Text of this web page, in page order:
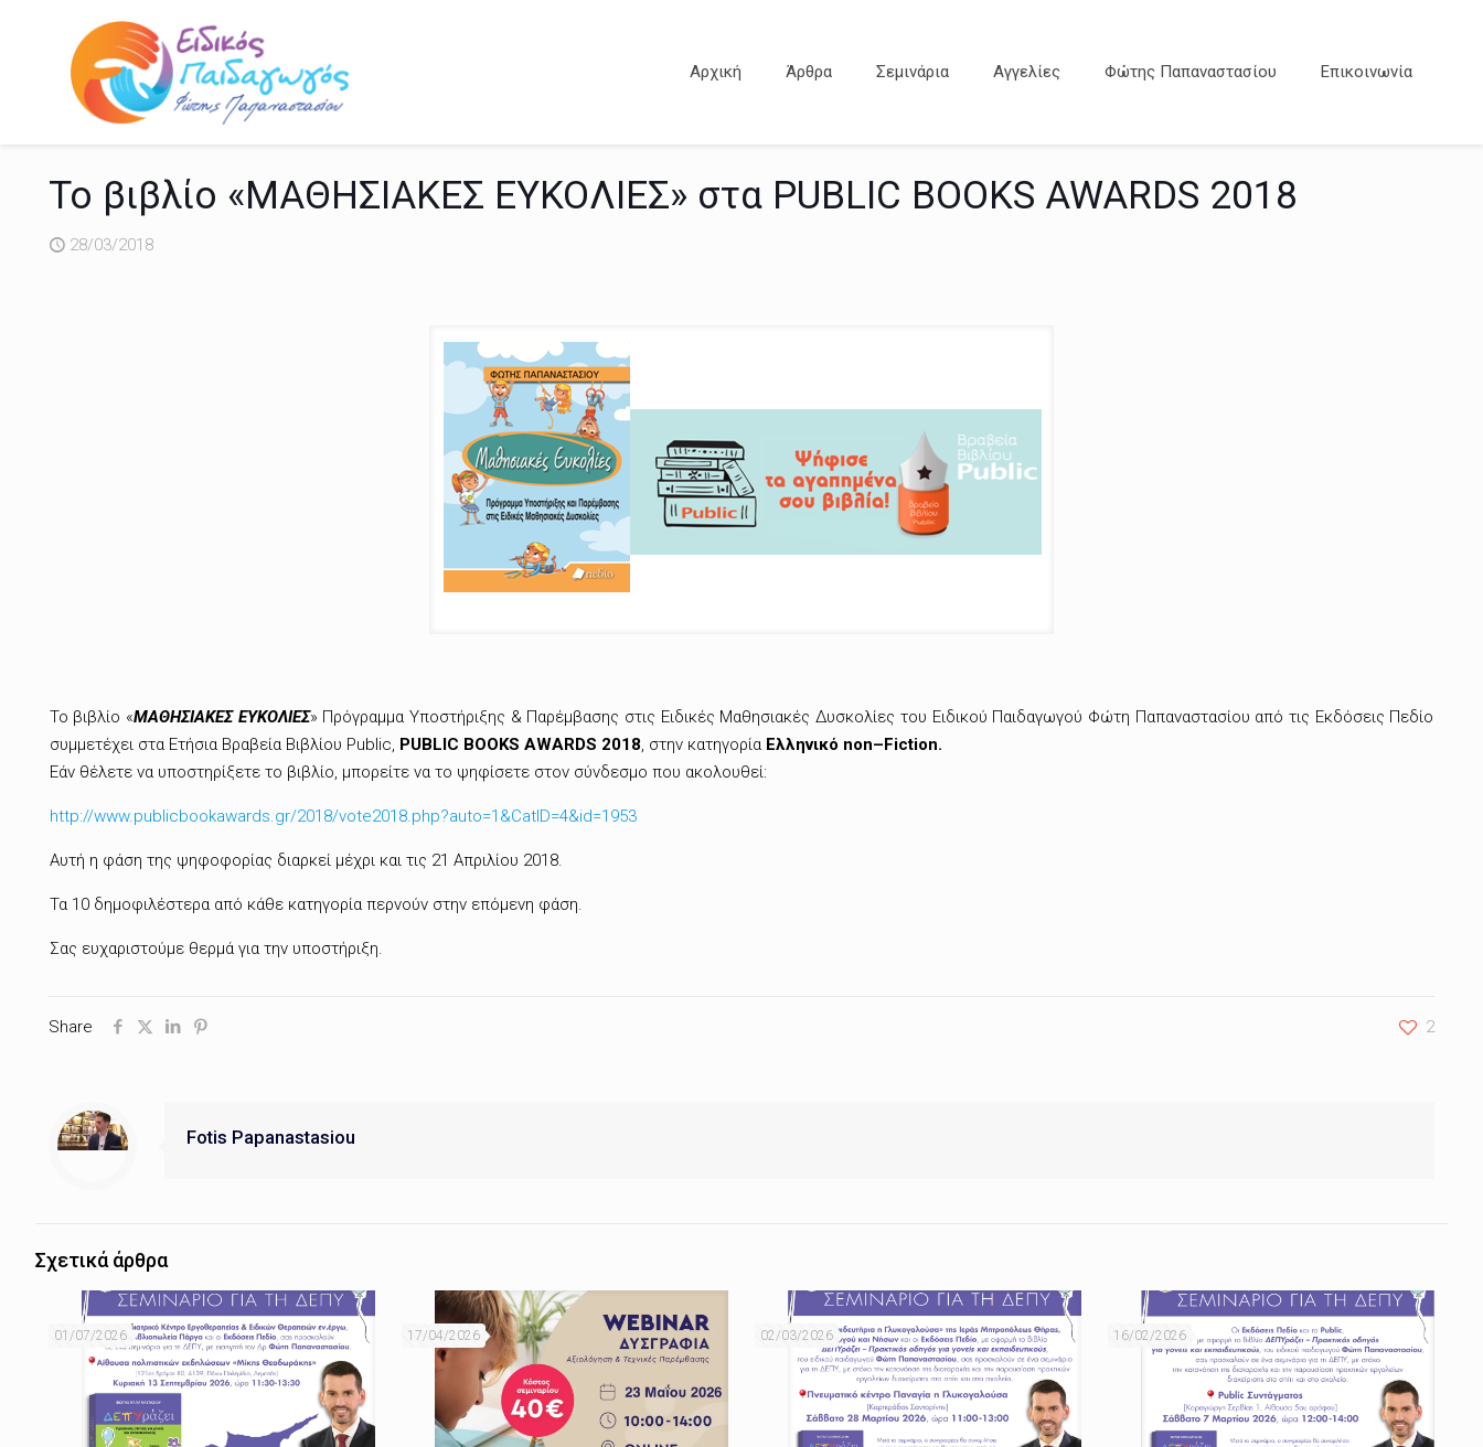
Αρχική Άρθρα Σεμινάρια Αγγελίες Φώτης Παπαναστασίου Επικοινωνία
Το βιβλίο «ΜΑΘΗΣΙΑΚΕΣ ΕΥΚΟΛΙΕΣ» στα PUBLIC BOOKS AWARDS 2018
28/03/2018
Το βιβλίο «ΜΑΘΗΣΙΑΚΕΣ ΕΥΚΟΛΙΕΣ» Πρόγραμμα Υποστήριξης & Παρέμβασης στις Ειδικές Μαθησιακές Δυσκολίες του Ειδικού Παιδαγωγού Φώτη Παπαναστασίου από τις Εκδόσεις Πεδίο
συμμετέχει στα Ετήσια Βραβεία Βιβλίου Public, PUBLIC BOOKS AWARDS 2018, στην κατηγορία Ελληνικό non–Fiction.
Εάν θέλετε να υποστηρίξετε το βιβλίο, μπορείτε να το ψηφίσετε στον σύνδεσμο που ακολουθεί:
http://www.publicbookawards.gr/2018/vote2018.php?auto=1&CatID=4&id=1953
Αυτή η φάση της ψηφοφορίας διαρκεί μέχρι και τις 21 Απριλίου 2018.
Τα 10 δημοφιλέστερα από κάθε κατηγορία περνούν στην επόμενη φάση.
Σας ευχαριστούμε θερμά για την υποστήριξη.
Share 2
Fotis Papanastasiou
Σχετικά άρθρα
01/07/2026 17/04/2026 02/03/2026 16/02/2026